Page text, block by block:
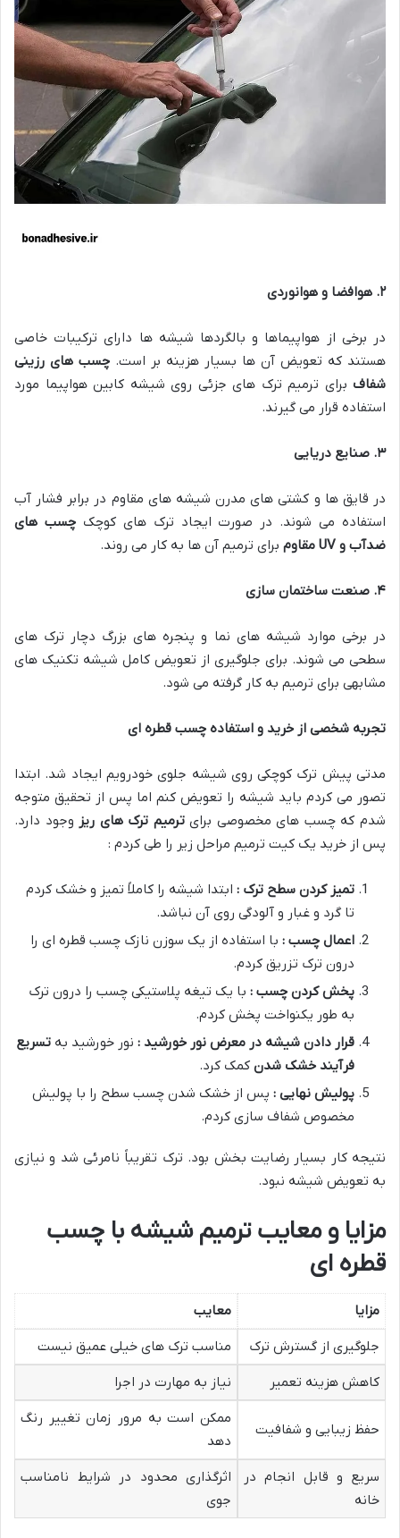
۲. هوافضا و هوانوردی
در برخی از هواپیماها و بالگردها شیشه ها دارای ترکیبات خاصی
هستند که تعویض آن ها بسیار هزینه بر است. چسب های رزینی
شفاف برای ترمیم ترک های جزئی روی شیشه کابین هواپیما مورد
استفاده قرار می گیرند.
۳. صنایع دریایی
در قایق ها و کشتی های مدرن شیشه های مقاوم در برابر فشار آب
استفاده می شوند. در صورت ایجاد ترک های کوچکچسب های
ضدآب و
مقاوم برای ترمیم آن ها به کار می روند.
۴. صنعت ساختمان سازی
در برخی موارد شیشه های نما و پنجره های بزرگ دچار ترک های
سطحی می شوند. برای جلوگیری از تعویض کامل شیشه تکنیک های
مشابهی برای ترمیم به کار گرفته می شود.
تجربه شخصی از خرید و استفاده چسب قطره ای
مدتی پیش ترک کوچکی روی شیشه جلوی خودرویم ایجاد شد. ابتدا
تصور می کردم باید شیشه را تعویض کنم اما پس از تحقیق متوجه
شدم که چسب های مخصوصی برایترمیم ترک های ریز وجود دارد.
پس از خرید یک کیت ترمیم مراحل زیر را طی کردم :
تمیز کردن سطح ترک : ابتدا شیشه را کاملاً تمیز و خشک کردم
تا گرد و غبار و آلودگی روی آن نباشد.
اعمال چسب : با استفاده از یک سوزن نازک چسب قطره ای را
درون ترک تزریق کردم.
پخش کردن چسب : با یک تیغه پلاستیکی چسب را درون ترک
به طور یکنواخت پخش کردم.
قرار دادن شیشه در معرض نور خورشید : نور خورشید به تسریع
فرآیند خشک شدن کمک کرد.
پولیش نهایی : پس از خشک شدن چسب سطح را با پولیش
مخصوص شفاف سازی کردم.
نتیجه کار بسیار رضایت بخش بود. ترک تقریباً نامرئی شد و نیازی
به تعویض شیشه نبود.
مزایا و معایب ترمیم شیشه با چسب
قطره ای
مزایا
معایب
جلوگیری از گسترش ترک
مناسب ترک های خیلی عمیق نیست
کاهش هزینه تعمیر
نیاز به مهارت در اجرا
حفظ زیبایی و شفافیت
ممکن است به مرور زمان تغییر رنگ
دهد
سریع و قابل انجام در
خانه
اثرگذاری محدود در شرایط نامناسب
جوی